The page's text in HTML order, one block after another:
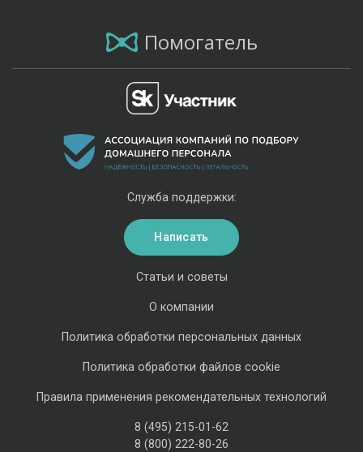
Помогатель
Статьи и советы
О компании
Политика обработки персональных данных
Политика обработки файлов cookie
Правила применения рекомендательных технологий
8 (495) 215-01-62
8 (800) 222-80-26
Служба поддержки:
Написать